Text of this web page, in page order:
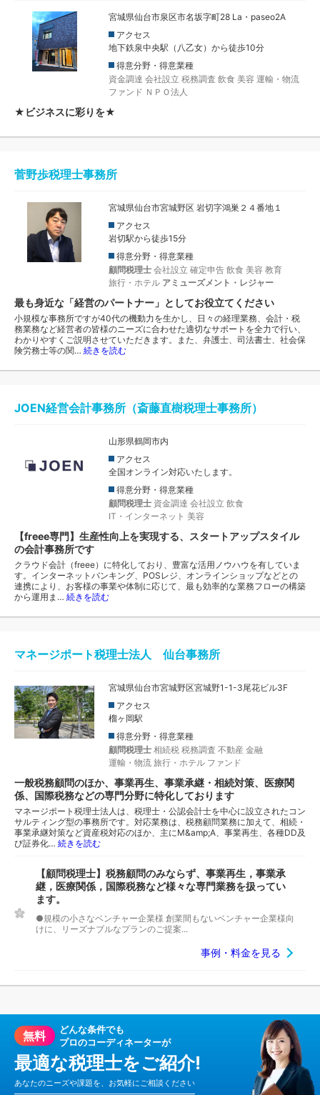
宮城県仙台市泉区市名坂字町28 La・paseo2A
アクセス
地下鉄泉中央駅（八乙女）から徒歩10分
得意分野・得意業種
資金調達 会社設立 税務調査 飲食 美容 運輸・物流
ファンド ＮＰＯ法人
★ビジネスに彩りを★
菅野歩税理士事務所
宮城県仙台市宮城野区 岩切字鴻巣２４番地１
アクセス
岩切駅から徒歩15分
得意分野・得意業種
顧問税理士 会社設立 確定申告 飲食 美容 教育
旅行・ホテル アミューズメント・レジャー
最も身近な「経営のパートナー」としてお役立てください
小規模な事務所ですが40代の機動力を生かし、日々の経理業務、会計・税
務業務など経営者の皆様のニーズに合わせた適切なサポートを全力で行い、
わかりやすくご説明させていただきます。また、弁護士、司法書士、社会保
険労務士等の関… 続きを読む
JOEN経営会計事務所（斎藤直樹税理士事務所）
山形県鶴岡市内
アクセス
全国オンライン対応いたします。
得意分野・得意業種
顧問税理士 資金調達 会社設立 飲食
IT・インターネット 美容
【freee専門】生産性向上を実現する、スタートアップスタイル
の会計事務所です
クラウド会計（freee）に特化しており、豊富な活用ノウハウを有していま
す。インターネットバンキング、POSレジ、オンラインショップなどとの
連携により、お客様の事業や体制に応じて、最も効率的な業務フローの構築
から運用ま… 続きを読む
マネージポート税理士法人 仙台事務所
宮城県仙台市宮城野区宮城野1-1-3尾花ビル3F
アクセス
榴ヶ岡駅
得意分野・得意業種
顧問税理士 相続税 税務調査 不動産 金融
運輸・物流 旅行・ホテル ファンド
一般税務顧問のほか、事業再生、事業承継・相続対策、医療関
係、国際税務などの専門分野に特化しております
マネージポート税理士法人は、税理士・公認会計士を中心に設立されたコン
サルティング型の事務所です。対応業務は、税務顧問業務に加えて、相続・
事業承継対策など資産税対応のほか、主にM&amp;A、事業再生、各種DD及
び証券化… 続きを読む
【顧問税理士】税務顧問のみならず、事業再生，事業承
継，医療関係，国際税務など様々な専門業務を扱ってい
ます。
●規模の小さなベンチャー企業様 創業間もないベンチャー企業様向
けに、リーズナブルなプランのご提案...
事例・料金を見る
無料
どんな条件でも
プロのコーディネーターが
最適な税理士をご紹介!
あなたのニーズや課題を、お気軽にご相談ください